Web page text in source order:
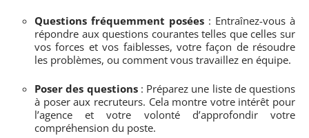
Questions fréquemment posées : Entraînez-vous à
répondre aux questions courantes telles que celles sur
vos forces et vos faiblesses, votre façon de résoudre
les problèmes, ou comment vous travaillez en équipe.
Poser des questions: Préparez une liste de questions
à poser aux recruteurs. Cela montre votre intérêt pour
l’agence et votre volonté d’approfondir votre
compréhension du poste.